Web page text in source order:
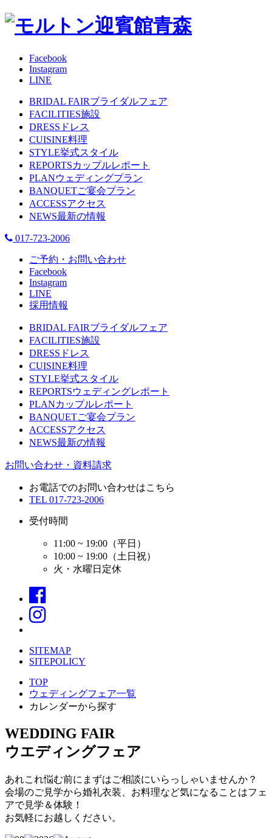
Facebook
Instagram
LINE
BRIDAL FAIRブライダルフェア
FACILITIES施設
DRESS ドレス
CUISINE料理
STYLE挙式スタイル
REPORTSカップルレポート
PLANウェディングプラン
BANQUETご宴会プラン
ACCESSアクセス
NEWS最新の情報
017-723-2006
ご予約・お問い合わせ
Facebook
Instagram
LINE
採用情報
BRIDAL FAIRブライダルフェア
FACILITIES施設
DRESS ドレス
CUISINE料理
STYLE挙式スタイル
REPORTSウェディングレポート
PLANカップルレポート
BANQUETご宴会プラン
ACCESSアクセス
NEWS最新の情報
お問い合わせ・資料請求
お電話でのお問い合わせはこちら
TEL 017-723-2006
受付時間
11:00 ~ 19:00（平日）
10:00 ~ 19:00（土日祝）
火・水曜日定休
SITEMAP
SITEPOLICY
TOP
ウェディングフェア一覧
カレンダーから探す
WEDDING FAIR
ウエディングフェア
あれこれ悩む前にまずはご相談にいらっしゃいませんか？
会場のご見学から婚礼衣装、お料理など気になることはフェ
アで見学＆体験！
お気軽にお越しください。